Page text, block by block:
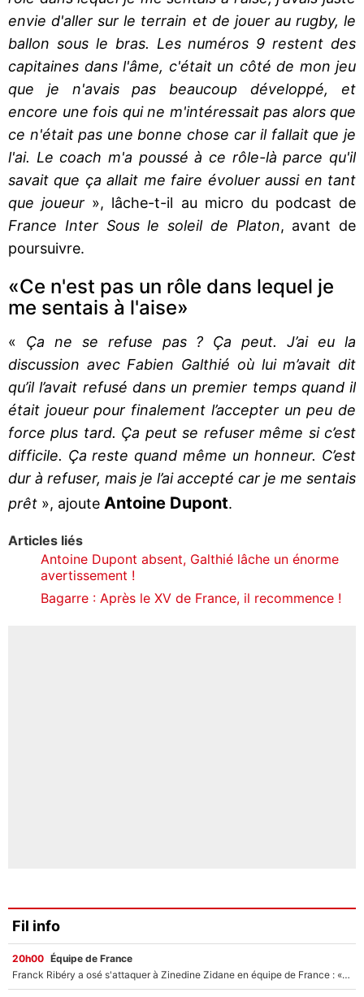
envie d'aller sur le terrain et de jouer au rugby, le
ballon sous le bras. Les numéros 9 restent des
capitaines dans l'âme, c'était un côté de mon jeu
que je n'avais pas beaucoup développé, et
encore une fois qui ne m'intéressait pas alors que
ce n'était pas une bonne chose car il fallait que je
l'ai. Le coach m'a poussé à ce rôle-là parce qu'il
savait que ça allait me faire évoluer aussi en tant
que joueur », lâche-t-il au micro du podcast de
France Inter Sous le soleil de Platon, avant de
poursuivre.
«Ce n'est pas un rôle dans lequel je
me sentais à l'aise»
« Ça ne se refuse pas ? Ça peut. J’ai eu la
discussion avec Fabien Galthié où lui m’avait dit
qu’il l’avait refusé dans un premier temps quand il
était joueur pour finalement l’accepter un peu de
force plus tard. Ça peut se refuser même si c’est
difficile. Ça reste quand même un honneur. C’est
dur à refuser, mais je l’ai accepté car je me sentais
prêt », ajoute Antoine Dupont.
Articles liés
Antoine Dupont absent, Galthié lâche un énorme
avertissement !
Bagarre : Après le XV de France, il recommence !
Fil info
20h00 Équipe de France
Franck Ribéry a osé s'attaquer à Zinedine Zidane en équipe de France : «Je n'aurais jamais fait ça»